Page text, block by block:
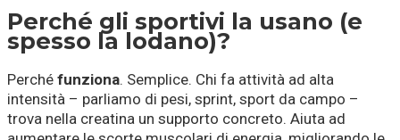
Perché gli sportivi la usano (e
spesso la lodano)?
Perché funziona. Semplice. Chi fa attività ad alta
intensità – parliamo di pesi, sprint, sport da campo –
trova nella creatina un supporto concreto. Aiuta ad